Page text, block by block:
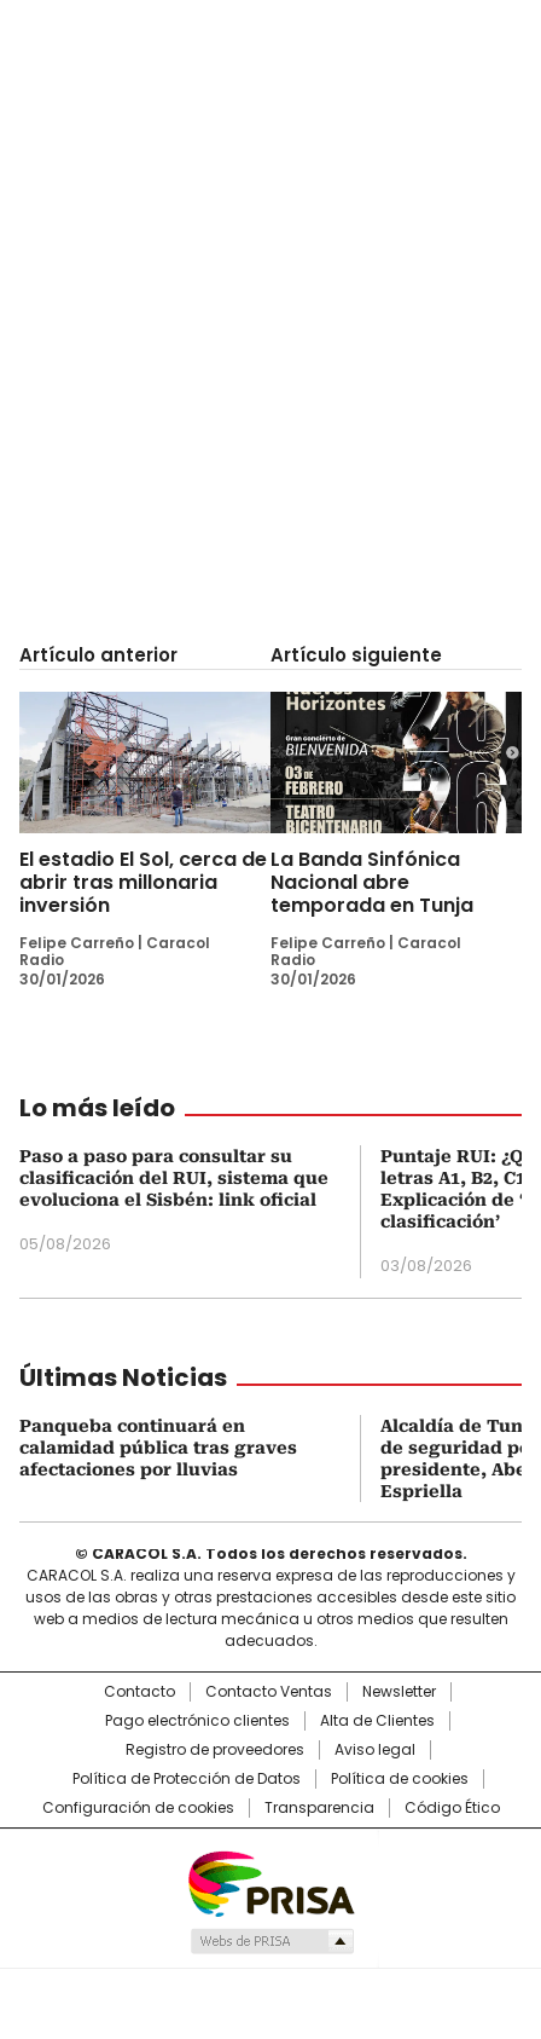
Artículo anterior
El estadio El Sol, cerca de
abrir tras millonaria
inversión
Felipe Carreño
Caracol
Radio
30/01/2026
Artículo siguiente
La Banda Sinfónica
Nacional abre
temporada en Tunja
Felipe Carreño
Caracol
Radio
30/01/2026
Lo más leído
Paso a paso para consultar su
clasificación del RUI, sistema que
evoluciona el Sisbén: link oficial
05/08/2026
Puntaje RUI:
letras A1, B2, C1
Explicación de
clasificación’
03/08/2026
Últimas Noticias
Panqueba continuará en
calamidad pública tras graves
afectaciones por lluvias
Alcaldía de
de seguridad
presidente,
Espriella
© CARACOL S.A. Todos los derechos reservados.
CARACOL S.A. realiza una reserva expresa de las reproducciones y
usos de las obras y otras prestaciones accesibles desde este sitio
web a medios de lectura mecánica u otros medios que resulten
adecuados.
Contacto Contacto Ventas
Newsletter
Pago electrónico clientes
Alta de Clientes
Registro de proveedores
Aviso legal
Política de Protección de Datos
Política de cookies
Configuración de cookies
Transparencia Código Ético